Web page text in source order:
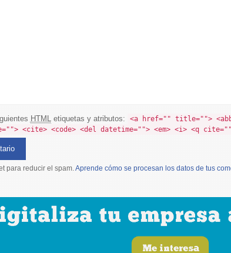
HTMLetiquetas y atributos:
<a href="" title="">
<cite> <code> <del datetime=""> <em> <i> <q
para reducir el spam.Aprende cómo se procesan los datos de tus